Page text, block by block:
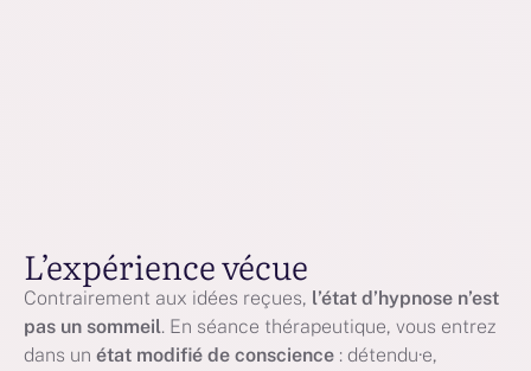
L’expérience vécue
Contrairement aux idées reçues, l’état d’hypnose n’est
pas un sommeil. En séance thérapeutique, vous entrez
dans un état modifié de conscience : détendu·e,